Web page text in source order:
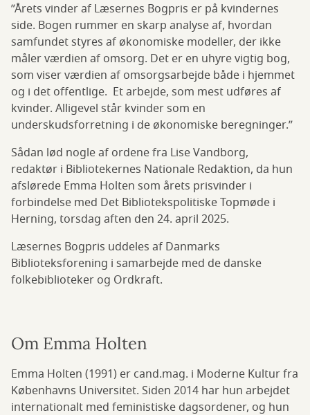
”Årets vinder af Læsernes Bogpris er på kvindernes
side. Bogen rummer en skarp analyse af, hvordan
samfundet styres af økonomiske modeller, der ikke
måler værdien af omsorg. Det er en uhyre vigtig bog,
som viser værdien af omsorgsarbejde både i hjemmet
og i det offentlige. Et arbejde, som mest udføres af
kvinder. Alligevel står kvinder som en
underskudsforretning i de økonomiske beregninger.”
Sådan lød nogle af ordene fra Lise Vandborg,
redaktør i Bibliotekernes Nationale Redaktion, da hun
afslørede Emma Holten som årets prisvinder i
forbindelse med Det Bibliotekspolitiske Topmøde i
Herning, torsdag aften den 24. april 2025.
Læsernes Bogpris uddeles af Danmarks
Biblioteksforening i samarbejde med de danske
folkebiblioteker og Ordkraft.
Om Emma Holten
Emma Holten (1991) er cand.mag. i Moderne Kultur fra
Københavns Universitet. Siden 2014 har hun arbejdet
internationalt med feministiske dagsordener, og hun